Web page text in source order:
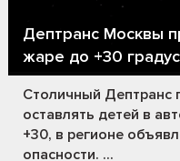
Дептранс Москвы
жаре до +30
Столичный Дептранс
оставлять детей в
+30, в регионе
опасности. ...